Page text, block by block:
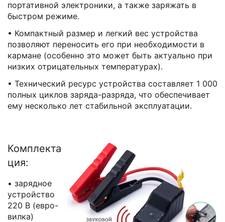
портативной электроники, а также заряжать в
быстром режиме.
• Компактный размер и легкий вес устройства
позволяют переносить его при необходимости в
кармане (особенно это может быть актуально при
низких отрицательных температурах).
• Технический ресурс устройства составляет 1 000
полных циклов заряда-разряда, что обеспечивает
ему несколько лет стабильной эксплуатации.
Комплекта
ция:
• зарядное
устройство
220 В (евро-
вилка)